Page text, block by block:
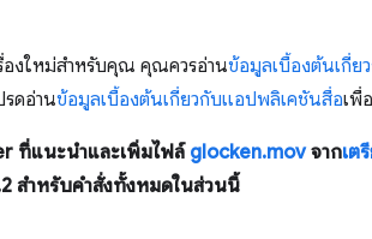
องใหม่สำหรับคุณ คุณควรอ่านข้อมูลเบื้องต้นเกี่ย
ดอ่านข้อมูลเบื้องต้นเกี่ยวกับแอปพลิเคชันสื่อเพื่
ที่แนะนำและเพิ่มไฟล์ glocken.movจากเต
สำหรับคำสั่งทั้งหมดในส่วนนี้